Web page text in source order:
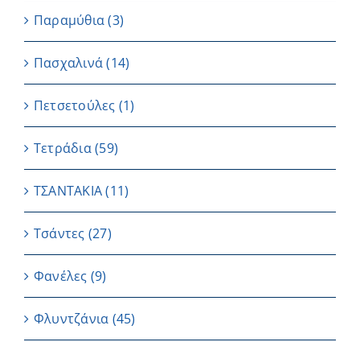
Παραμύθια (3)
Πασχαλινά (14)
Πετσετούλες (1)
Τετράδια(59)
ΤΣΑΝΤΑΚΙΑ (11)
Τσάντες (27)
Φανέλες (9)
Φλυντζάνια (45)